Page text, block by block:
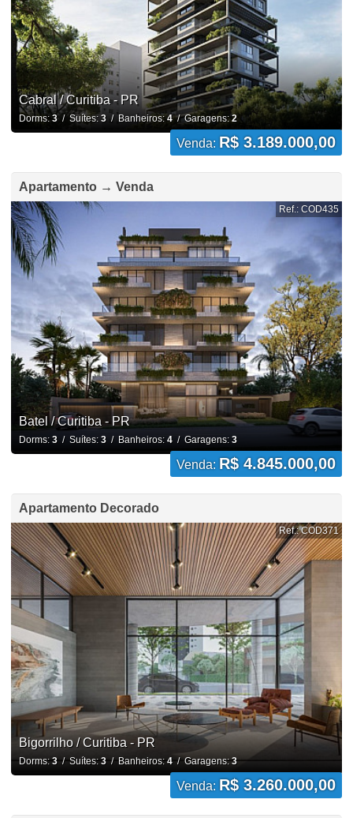
Cabral / Curitiba - PR
Dorms: 3/ Suítes: 3/ Banheiros:4/ Garagens: 2
Venda: R$ 3.189.000,00
Apartamento → Venda
Ref.: COD435
Batel / Curitiba - PR
Dorms: 3/ Suítes: 3/ Banheiros: 4/ Garagens: 3
Venda: R$ 4.845.000,00
Apartamento Decorado
Ref.: COD371
Bigorrilho / Curitiba - PR
Dorms:3/ Suítes:3/ Banheiros:4/ Garagens:3
Venda: R$ 3.260.000,00